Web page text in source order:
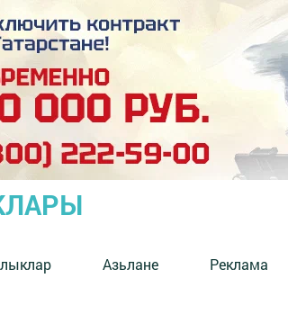
Азьлане Реклама